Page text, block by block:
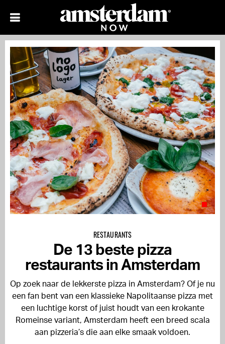
RESTAURANTS
De 13 beste pizza
restaurants in Amsterdam
Op zoek naar de lekkerste pizza in Amsterdam? Of je nu
een fan bent van een klassieke Napolitaanse pizza met
een luchtige korst of juist houdt van een krokante
Romeinse variant, Amsterdam heeft een breed scala
aan pizzeria’s die aan elke smaak voldoen.